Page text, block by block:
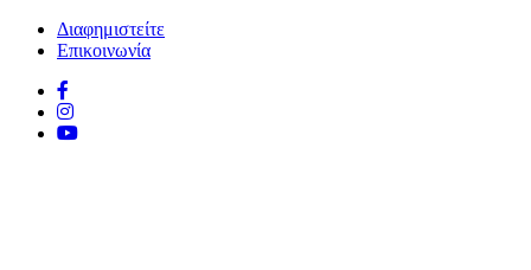
Διαφημιστείτε
Επικοινωνία